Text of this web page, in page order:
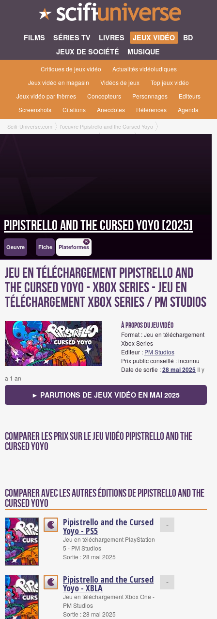
FILMS SÉRIES TV LIVRES JEUX VIDÉO
BD
JEUX DE SOCIÉTÉ
MUSIQUE
Critiques de jeux vidéo
Actualités vidéoludiques
Jeux vidéo en magasin
Vidéos de jeux
Top jeux vidéo
Jeux vidéo par thèmes
Concepteurs Personnages
Editeurs
Screenshots
Citations Anecdotes Références Agenda
Scifi-Universe.com
l'oeuvre Pipistrello and the Cursed Yoyo
Pipistrello and the Cursed Yoyo [2025]
Plateformes
Pipistrello and the Cursed Yoyo [2025]
Oeuvre Fiche Plateformes
6
Jeu en téléchargement Pipistrello and
the Cursed Yoyo - Xbox Series - Jeu en
téléchargement Xbox Series / PM Studios
à propos du jeu vidéo
Format : Jeu en téléchargement
Xbox Series
Editeur : PM Studios
Prix public conseillé : inconnu
Date de sortie :28 mai 2025 Il y
a 1 an
► PARUTIONS DE JEUX VIDÉO EN MAI 2025
Comparer les prix sur Le jeu vidéo Pipistrello and the
Cursed Yoyo
Comparer avec les autres éditions de Pipistrello and the
Cursed Yoyo
Pipistrello and the Cursed
Yoyo - PS5
Jeu en téléchargement PlayStation
5 - PM Studios
Sortie : 28 mai 2025
-
Pipistrello and the Cursed
Yoyo - XBLA
Jeu en téléchargement Xbox One -
PM Studios
Sortie : 28 mai 2025
-